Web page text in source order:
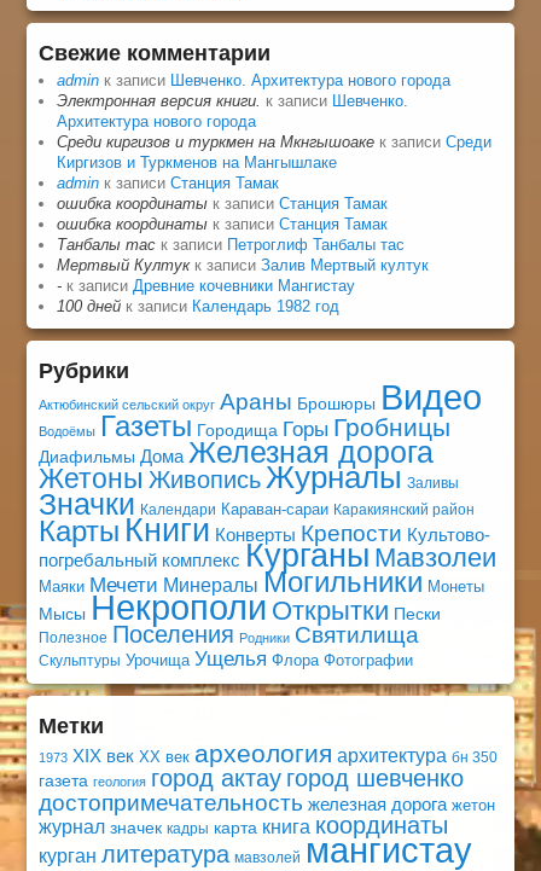
Свежие комментарии
admin к записи Шевченко. Архитектура нового города
Электронная версия книги. к записи Шевченко.
Архитектура нового города
Среди киргизов и туркмен на Мкнгышоаке к записиСреди
Киргизов и Туркменов на Мангышлаке
admin к записиСтанция Тамак
ошибка координаты к записиСтанция Тамак
ошибка координаты к записиСтанция Тамак
Танбалы тас к записи Петроглиф Танбалы тас
Мертвый Култукк записиЗалив Мертвый култук
- к записиДревние кочевники Мангистау
100 дней к записи Календарь 1982 год
Рубрики
Актюбинский сельский округ Араны Брошюры Видео
Водоёмы Газеты Городища Горы Гробницы
Диафильмы Дома Железная дорога
Жетоны Живопись Журналы Заливы
Значки Календари Караван-сараи Каракиянский район
Карты Книги Конверты Крепости Культово-
погребальный комплекс Курганы Мавзолеи
Маяки Мечети Минералы Могильники Монеты
Мысы Некрополи Открытки Пески
Полезное Поселения Родники Святилища
Скульптуры Урочища Ущелья Флора Фотографии
Метки
1973 XIX век XX век археология архитектура бн 350
газета геология город актау город шевченко
достопримечательность железная дорога жетон
журнал значек кадры карта книга координаты
курган литература мавзолей мангистау